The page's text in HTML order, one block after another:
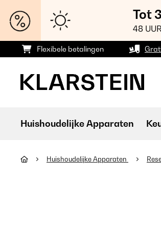
Tot
48
Flexibele betalingen
Huishoudelijke Apparaten
Huishoudelijke Apparaten